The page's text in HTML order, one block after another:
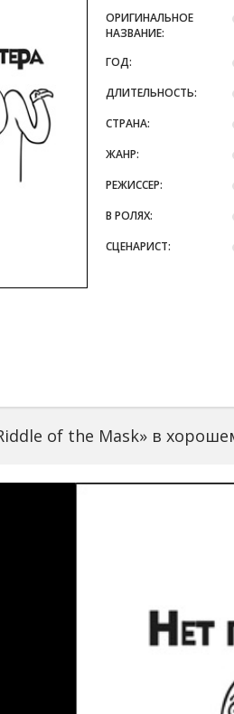
ОРИГИНАЛЬНОЕ
НАЗВАНИЕ:
ГОД:
ДЛИТЕЛЬНОСТЬ:
СТРАНА:
ЖАНР:
РЕЖИССЕР:
В РОЛЯХ:
СЦЕНАРИСТ:
of the Mask» в